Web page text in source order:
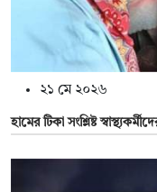
২১ মে ২০২৬
হামের টিকা সংশ্লিষ্ট